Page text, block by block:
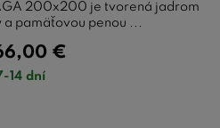
200x200 je tvorená jadrom
a pamäťovou penou ...
€
14 dní